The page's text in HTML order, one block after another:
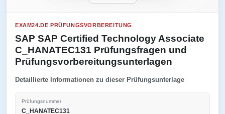
EXAM24.DE PRÜFUNGSVORBEREITUNG
SAP SAP Certified Technology Associate
C_HANATEC131 Prüfungsfragen und
Prüfungsvorbereitungsunterlagen
Detaillierte Informationen zu dieser Prüfungsunterlage
Prüfungsnummer
C_HANATEC131